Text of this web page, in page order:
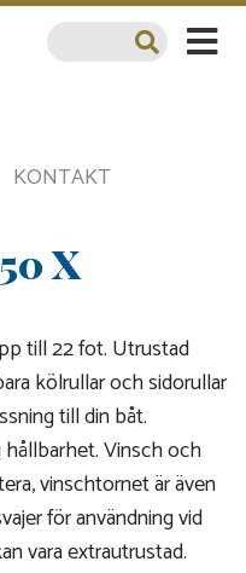
KONTAKT
X
till 22 fot. Utrustad
kölrullar och sidorullar
till din båt.
Vinsch och
vinschtornet är även
för användning vid
vara extrautrustad.